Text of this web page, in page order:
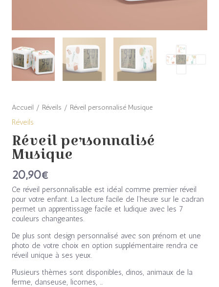
Accueil / Réveils / Réveil personnalisé Musique
Réveils
Réveil personnalisé
Musique
20,90€
Ce réveil personnalisable est idéal comme premier réveil
pour votre enfant. La lecture facile de l’heure sur le cadran
permet un apprentissage facile et ludique avec les 7
couleurs changeantes.
De plus sont design personnalisé avec son prénom et une
photo de votre choix en option supplémentaire rendra ce
réveil unique à ses yeux.
Plusieurs thèmes sont disponibles, dinos, animaux de la
ferme, danseuse, licornes, …